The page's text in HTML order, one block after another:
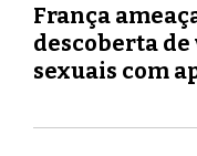
França
descoberta de
sexuais com